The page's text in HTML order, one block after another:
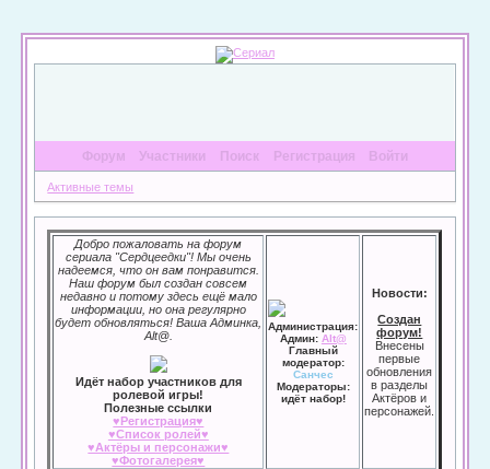
Форум Участники Поиск Регистрация Войти
Активные темы
Добро пожаловать на форум
сериала "Сердцеедки"! Мы очень
надеемся, что он вам понравится.
Наш форум был создан совсем
недавно и потому здесь ещё мало
информации, но она регулярно
будет обновляться! Ваша Админка,
Alt@.
Идёт набор участников для
ролевой игры!
Полезные ссылки
♥Регистрация♥
♥Список ролей♥
♥Актёры и персонажи♥
♥Фотогалерея♥
Администрация:
Админ: Alt@
Главный
модератор:
Санчес
Модераторы:
идёт набор!
Новости:
Создан
форум!
Внесены
первые
обновления
в разделы
Актёров и
персонажей.